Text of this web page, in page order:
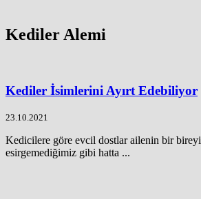
Kediler Alemi
Kediler İsimlerini Ayırt Edebiliyor
23.10.2021
Kedicilere göre evcil dostlar ailenin bir
esirgemediğimiz gibi hatta ...